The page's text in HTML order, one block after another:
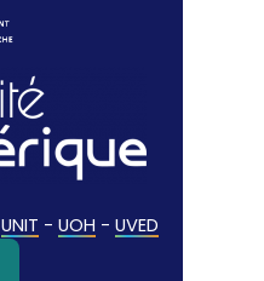
UNIT - UOH - UVED